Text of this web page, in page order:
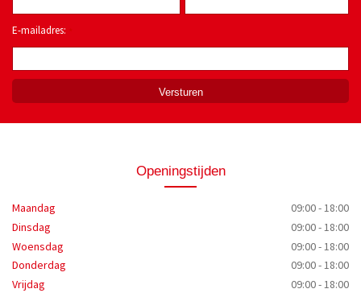
E-mailadres:
Openingstijden
Maandag
09:00 - 18:00
Dinsdag
09:00 - 18:00
Woensdag
09:00 - 18:00
Donderdag
09:00 - 18:00
Vrijdag
09:00 - 18:00